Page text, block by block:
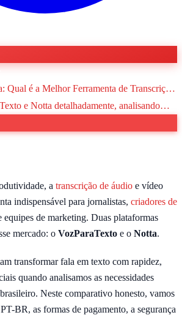
Qual é a Melhor Ferramenta de Transcrição
e Notta detalhadamente, analisando
em Reais e suporte. Descubra qual
custo-benefício para o mercado
a transcrição de áudio e vídeo
indispensável para jornalistas, criadores de
equipes de marketing. Duas plataformas
mercado: o VozParaTexto e o Notta.
transformar fala em texto com rapidez,
quando analisamos as necessidades
Neste comparativo honesto, vamos
BR, as formas de pagamento, a segurança